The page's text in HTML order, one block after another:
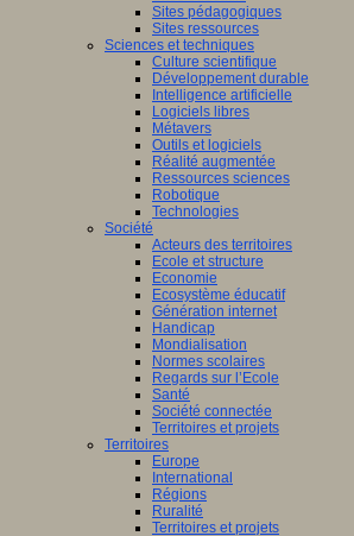
Sites pédagogiques
Sites ressources
Sciences et techniques
Culture scientifique
Développement durable
Intelligence artificielle
Logiciels libres
Métavers
Outils et logiciels
Réalité augmentée
Ressources sciences
Robotique
Technologies
Société
Acteurs des territoires
Ecole et structure
Economie
Ecosystème éducatif
Génération internet
Handicap
Mondialisation
Normes scolaires
Regards sur l’Ecole
Santé
Société connectée
Territoires et projets
Territoires
Europe
International
Régions
Ruralité
Territoires et projets